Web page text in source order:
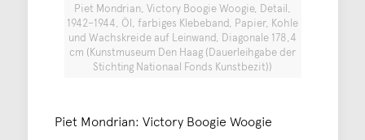
Piet Mondrian, Victory Boogie Woogie, Detail,
1942–1944, Öl, farbiges Klebeband, Papier, Kohle
und Wachskreide auf Leinwand, Diagonale 178,4
cm (Kunstmuseum Den Haag (Dauerleihgabe der
Stichting Nationaal Fonds Kunstbezit))
Piet Mondrian: Victory Boogie Woogie